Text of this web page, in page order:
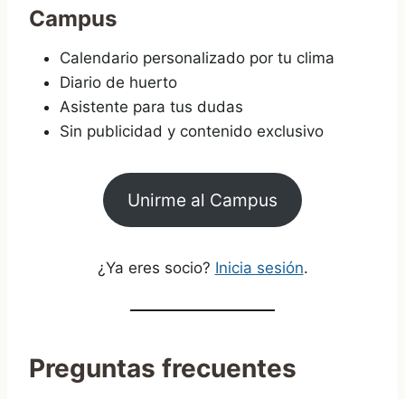
Campus
Calendario personalizado por tu clima
Diario de huerto
Asistente para tus dudas
Sin publicidad y contenido exclusivo
Unirme al Campus
¿Ya eres socio? Inicia sesión.
Preguntas frecuentes